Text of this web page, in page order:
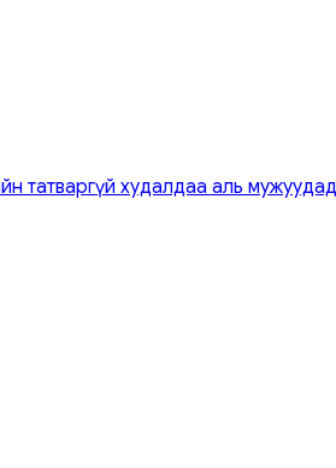
татваргүй худалдаа аль